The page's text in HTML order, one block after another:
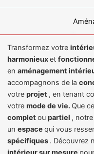
Transformez votre
harmonieuxet
en aménagement
accompagnons de la
votre projet , en tenant
votre mode de vie. Que
completou partiel , notre
un espace qui vous
spécifiques . Découvrez